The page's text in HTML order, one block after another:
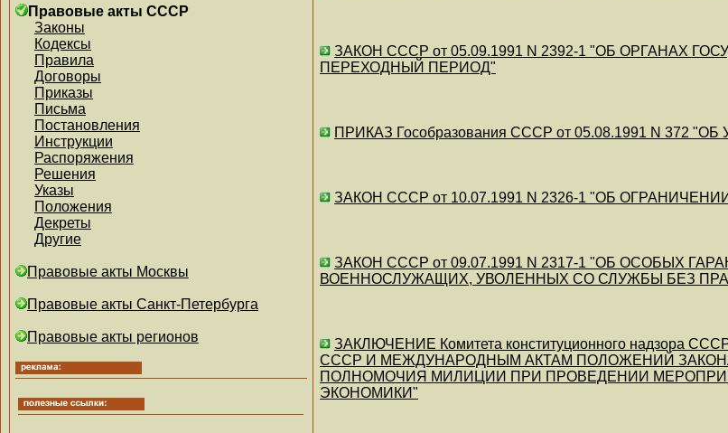
Правовые акты СССР
Законы
Кодексы
Правила
Договоры
Приказы
Письма
Постановления
Инструкции
Распоряжения
Решения
Указы
Положения
Декреты
Другие
Правовые акты Москвы
Правовые акты Санкт-Петербурга
Правовые акты регионов
ЗАКОН СССР от 05.09.1991 N 2392-1 "ОБ ОРГАНАХ
ПЕРЕХОДНЫЙ ПЕРИОД"
ПРИКАЗ Гособразования СССР от 05.08.1991 N
ЗАКОН СССР от 10.07.1991 N 2326-1 "ОБ
ЗАКОН СССР от 09.07.1991 N 2317-1 "ОБ ОСОБЫХ
ВОЕННОСЛУЖАЩИХ, УВОЛЕННЫХ СО СЛУЖБЫ БЕЗ
ЗАКЛЮЧЕНИЕ Комитета конституционного надзора
СССР И МЕЖДУНАРОДНЫМ АКТАМ ПОЛОЖЕНИЙ
ПОЛНОМОЧИЯ МИЛИЦИИ ПРИ ПРОВЕДЕНИИ
ЭКОНОМИКИ"